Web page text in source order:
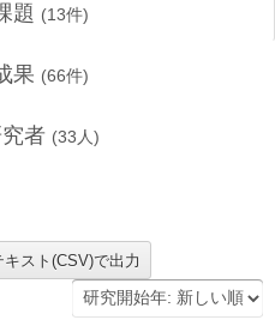
題 (13件)
果 (66件)
者 (33 人)